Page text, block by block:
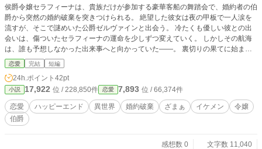
侯爵令嬢セラフィーナは、貴族だけが参加する豪華客船の舞踏会で、婚約者の伯
爵から突然の婚約破棄を突きつけられる。 絶望した彼女は夜の甲板で一人涙を
流すが、そこで謎めいた公爵ゼルヴァインと出会う。 冷たくも優しい彼との出
会いは、傷ついたセラフィーナの運命を少しずつ変えていく。 しかしその航海
は、誰も予想しなかった出来事へと向かっていた――。 裏切りの果てに始ま
る、豪華客船での運命の恋の物語。
恋愛 完結 短編
24h.ポイント 42pt
小説 17,922 位 / 228,850件 恋愛 7,893 位 / 66,374件
恋愛 ハッピーエンド 異世界 婚約破棄 ざまぁ イケメン
令嬢
伯爵
感想数 0
文字数 11,040